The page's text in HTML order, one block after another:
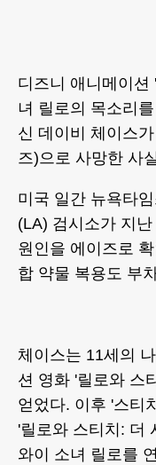
디즈니 애니메이션
녀 릴로의 목소리
신 데이비 체이스
즈)으로 사망한 사
미국 일간 뉴욕타
(LA) 검시소가 지
원인을 에이즈로
합 약물 복용도 부
체이스는 11세의
션 영화 '릴로와 스
얻었다. 이후 '스티
'릴로와 스티치: 더
와이 소녀 릴로를